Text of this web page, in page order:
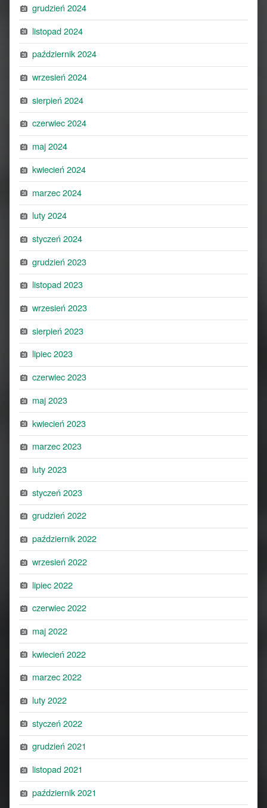
grudzień 2024
listopad 2024
październik 2024
wrzesień 2024
sierpień 2024
czerwiec 2024
maj 2024
kwiecień 2024
marzec 2024
luty 2024
styczeń 2024
grudzień 2023
listopad 2023
wrzesień 2023
sierpień 2023
lipiec 2023
czerwiec 2023
maj 2023
kwiecień 2023
marzec 2023
luty 2023
styczeń 2023
grudzień 2022
październik 2022
wrzesień 2022
lipiec 2022
czerwiec 2022
maj 2022
kwiecień 2022
marzec 2022
luty 2022
styczeń 2022
grudzień 2021
listopad 2021
październik 2021